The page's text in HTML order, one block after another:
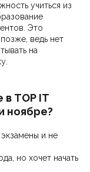
учиться из
Это
ведь нет
на
TOP IT
ноябре?
и не
но хочет начать